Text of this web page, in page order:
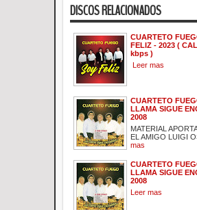
DISCOS RELACIONADOS
CUARTETO
FELIZ - 2023 (
kbps )
Leer mas
CUARTETO
LLAMA SIGUE
2008
MATERIAL
EL AMIGO LUIGI
mas
CUARTETO
LLAMA SIGUE
2008
Leer mas